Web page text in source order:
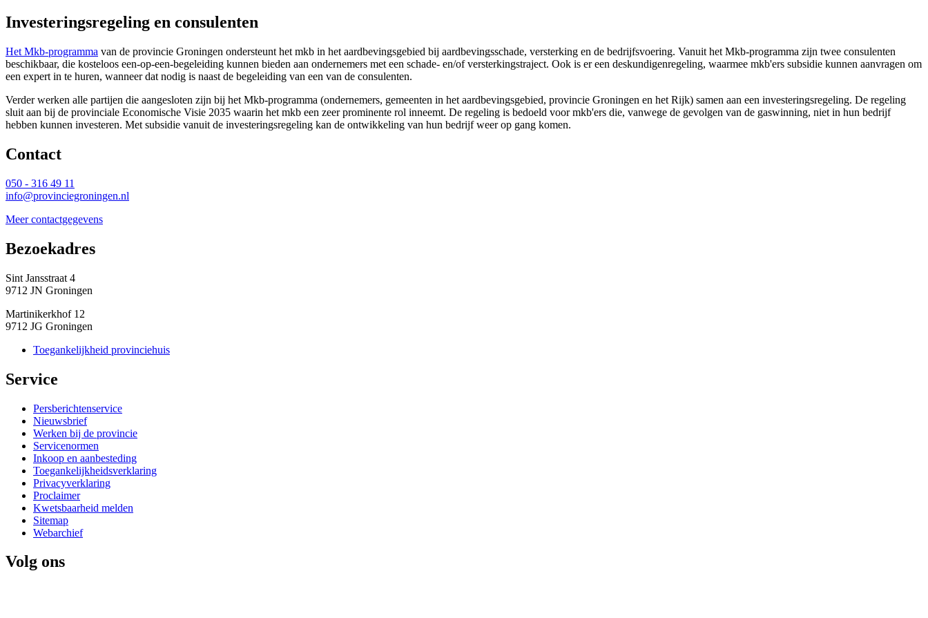
Investeringsregeling en consulenten
Het Mkb-programma van de provincie Groningen ondersteunt het mkb in het aardbevingsgebied bij aardbevingsschade, versterking en de bedrijfsvoering. Vanuit het Mkb-programma zijn twee consulenten
beschikbaar, die kosteloos een-op-een-begeleiding kunnen bieden aan ondernemers met een schade- en/of versterkingstraject. Ook is er een deskundigenregeling, waarmee mkb'ers subsidie kunnen aanvragen om
een expert in te huren, wanneer dat nodig is naast de begeleiding van een van de consulenten.
Verder werken alle partijen die aangesloten zijn bij het Mkb-programma (ondernemers, gemeenten in het aardbevingsgebied, provincie Groningen en het Rijk) samen aan een investeringsregeling. De regeling
sluit aan bij de provinciale Economische Visie 2035 waarin het mkb een zeer prominente rol inneemt. De regeling is bedoeld voor mkb'ers die, vanwege de gevolgen van de gaswinning, niet in hun bedrijf
hebben kunnen investeren. Met subsidie vanuit de investeringsregeling kan de ontwikkeling van hun bedrijf weer op gang komen.
Contact
050 - 316 49 11
info@provinciegroningen.nl
Meer contactgegevens
Bezoekadres
Sint Jansstraat 4
9712 JN Groningen
Martinikerkhof 12
9712 JG Groningen
Toegankelijkheid provinciehuis
Service
Persberichtenservice
Nieuwsbrief
Werken bij de provincie
Servicenormen
Inkoop en aanbesteding
Toegankelijkheidsverklaring
Privacyverklaring
Proclaimer
Kwetsbaarheid melden
Sitemap
Webarchief
Volg ons